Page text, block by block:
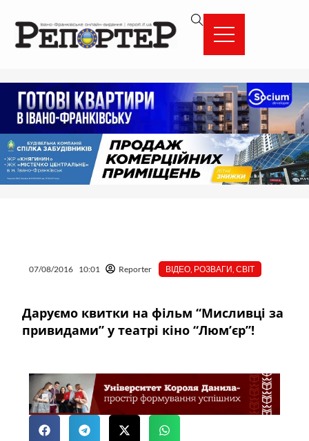
вмісту
07/08/2016 10:01 Reporter ВІДЕО РОЗВАГИ ,СВІТ
Даруємо квитки на фільм “Мисливці за
привидами” у театрі кіно “Люм’єр”!